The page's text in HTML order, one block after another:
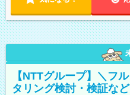
【NTTグループ】＼フ
タリング検討・検証など